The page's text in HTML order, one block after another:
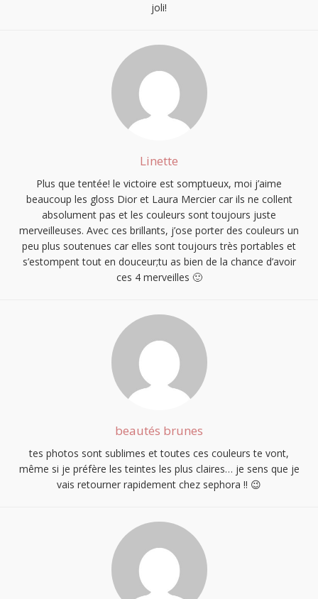
joli!
Linette
Plus que tentée! le victoire est somptueux, moi j’aime
beaucoup les gloss Dior et Laura Mercier car ils ne collent
absolument pas et les couleurs sont toujours juste
merveilleuses. Avec ces brillants, j’ose porter des couleurs un
peu plus soutenues car elles sont toujours très portables et
s’estompent tout en douceur;tu as bien de la chance d’avoir
ces 4 merveilles 🙂
beautés brunes
tes photos sont sublimes et toutes ces couleurs te vont,
même si je préfère les teintes les plus claires… je sens que je
vais retourner rapidement chez sephora !! 😉